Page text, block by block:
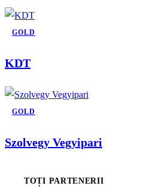
GOLD
KDT
GOLD
Szolvegy Vegyipari
TOȚI PARTENERII